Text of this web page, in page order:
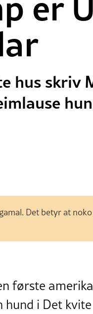
hus skriv
Det betyr at
første
i Det